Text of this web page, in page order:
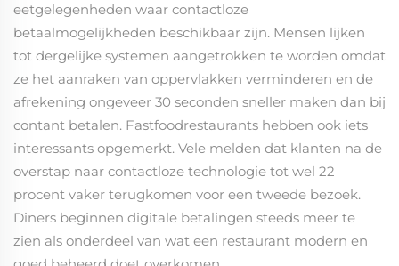
eetgelegenheden waar contactloze
betaalmogelijkheden beschikbaar zijn. Mensen lijken
tot dergelijke systemen aangetrokken te worden omdat
ze het aanraken van oppervlakken verminderen en de
afrekening ongeveer 30 seconden sneller maken dan bij
contant betalen. Fastfoodrestaurants hebben ook iets
interessants opgemerkt. Vele melden dat klanten na de
overstap naar contactloze technologie tot wel 22
procent vaker terugkomen voor een tweede bezoek.
Diners beginnen digitale betalingen steeds meer te
zien als onderdeel van wat een restaurant modern en